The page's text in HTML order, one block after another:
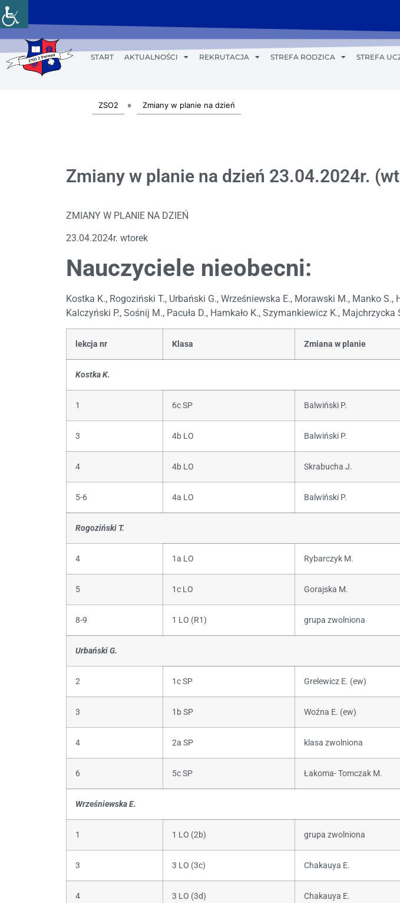
START AKTUALNOŚCI REKRUTACJA STREFA RODZICA STREFA
ZSO2 » Zmiany w planie na dzień
Zmiany w planie na dzień 23.04.2024r.
ZMIANY W PLANIE NA DZIEŃ
23.04.2024r. wtorek
Nauczyciele nieobecni:
Kostka K., Rogoziński T., Urbański G., Wrześniewska E., Morawski M., Manko
Kalczyński P., Sośnij M., Pacuła D., Hamkało K., Szymankiewicz K.,
lekcja nr Klasa Zmiana w planie
Kostka K.
1 6c SP Balwiński P.
3 4b LO Balwiński P.
4 4b LO Skrabucha J.
5-6 4a LO Balwiński P.
Rogoziński T.
4 1a LO Rybarczyk M.
5 1c LO Gorajska M.
8-9 1 LO (R1) grupa zwolniona
Urbański G.
2 1c SP Grelewicz E. (ew)
3 1b SP Woźna E. (ew)
4 2a SP klasa zwolniona
6 5c SP Łakoma- Tomczak M.
Wrześniewska E.
1 1 LO (2b) grupa zwolniona
3 3 LO (3c) Chakauya E.
4 3 LO (3d) Chakauya E.